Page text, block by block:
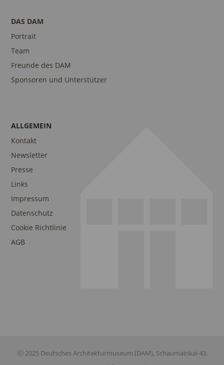
DAS DAM
Portrait
Team
Freunde des DAM
Sponsoren und Unterstützer
ALLGEMEIN
Kontakt
Newsletter
Presse
Links
Impressum
Datenschutz
Cookie Richtlinie
AGB
ⓒ 2025 Deutsches Architekturmuseum (DAM), Schaumainkai 43,